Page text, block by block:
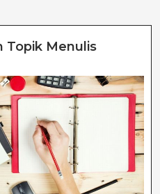
Topik Menulis